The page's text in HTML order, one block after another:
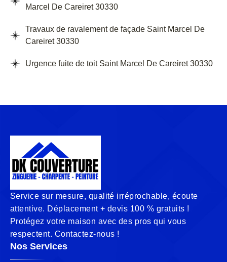
Marcel De Careiret 30330
Travaux de ravalement de façade Saint Marcel De
Careiret 30330
Urgence fuite de toit Saint Marcel De Careiret 30330
Service sur mesure, qualité irréprochable, écoute
attentive. Déplacement + devis 100 % gratuits !
Protégez votre maison avec des pros qui vous
respectent. Contactez-nous !
Nos Services